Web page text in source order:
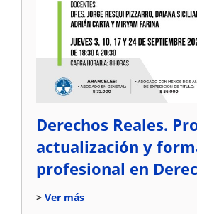
Derechos Reales.
actualización y
profesional en
Ver más